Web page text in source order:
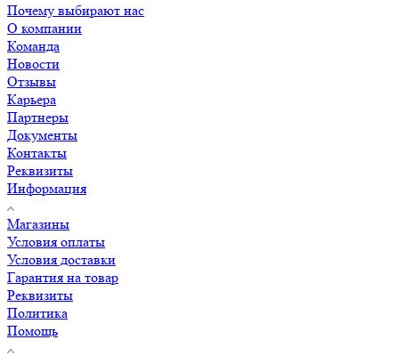
Почему выбирают нас
О компании
Команда
Новости
Отзывы
Карьера
Партнеры
Документы
Контакты
Реквизиты
Информация
Магазины
Условия оплаты
Условия доставки
Гарантия на товар
Реквизиты
Политика
Помощь